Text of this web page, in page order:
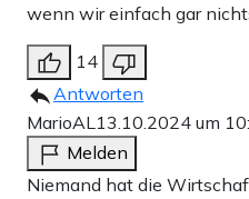
wenn wir einfach gar
14
Antworten
MarioAL13.10.2024 um
Melden
Niemand hat die